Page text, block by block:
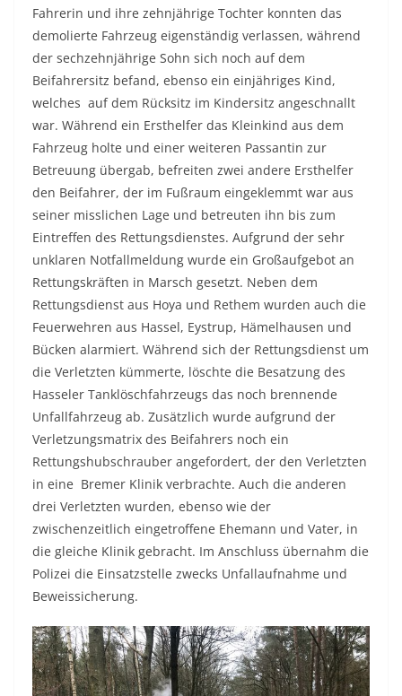
Fahrerin und ihre zehnjährige Tochter konnten das
demolierte Fahrzeug eigenständig verlassen, während
der sechzehnjährige Sohn sich noch auf dem
Beifahrersitz befand, ebenso ein einjähriges Kind,
welches auf dem Rücksitz im Kindersitz angeschnallt
war. Während ein Ersthelfer das Kleinkind aus dem
Fahrzeug holte und einer weiteren Passantin zur
Betreuung übergab, befreiten zwei andere Ersthelfer
den Beifahrer, der im Fußraum eingeklemmt war aus
seiner misslichen Lage und betreuten ihn bis zum
Eintreffen des Rettungsdienstes. Aufgrund der sehr
unklaren Notfallmeldung wurde ein Großaufgebot an
Rettungskräften in Marsch gesetzt. Neben dem
Rettungsdienst aus Hoya und Rethem wurden auch die
Feuerwehren aus Hassel, Eystrup, Hämelhausen und
Bücken alarmiert. Während sich der Rettungsdienst um
die Verletzten kümmerte, löschte die Besatzung des
Hasseler Tanklöschfahrzeugs das noch brennende
Unfallfahrzeug ab. Zusätzlich wurde aufgrund der
Verletzungsmatrix des Beifahrers noch ein
Rettungshubschrauber angefordert, der den Verletzten
in eine Bremer Klinik verbrachte. Auch die anderen
drei Verletzten wurden, ebenso wie der
zwischenzeitlich eingetroffene Ehemann und Vater, in
die gleiche Klinik gebracht. Im Anschluss übernahm die
Polizei die Einsatzstelle zwecks Unfallaufnahme und
Beweissicherung.